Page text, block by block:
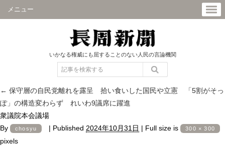
メニュー
いかなる権威にも屈することのない人民の言論機関
← 保守層の自民党離れを露呈 拾い食いした国民や立憲 「5割がそっ
ぽ」の構造変わらず れいわ9議席に躍進
衆議院本会議場
By
chosyu | Published 2024年10月31日 | Full size is 300 × 300
pixels